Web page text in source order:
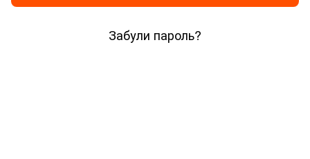
Забули пароль?